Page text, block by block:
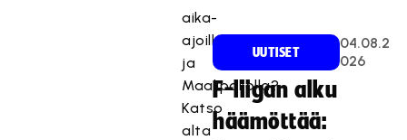
aika-
ajoilla
ja
Maalipallolla?
Katso
alta
UUTISET
04.08.2
026
F-liigan alku
häämöttää: